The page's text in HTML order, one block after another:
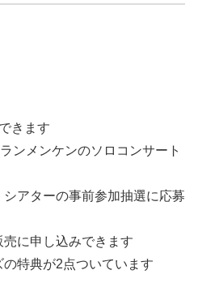
きます
ンメンケンのソロコンサート
シアターの事前参加抽選に応募
売に申し込みできます
の特典が2点ついています